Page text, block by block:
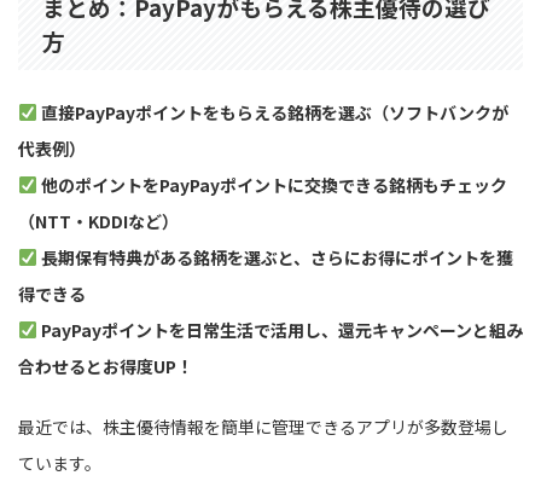
まとめ：PayPayがもらえる株主優待の選び
方
直接PayPayポイントをもらえる銘柄を選ぶ（ソフトバンクが
代表例）
他のポイントをPayPayポイントに交換できる銘柄もチェック
（NTT・KDDIなど）
長期保有特典がある銘柄を選ぶと、さらにお得にポイントを獲
得できる
PayPayポイントを日常生活で活用し、還元キャンペーンと組み
合わせるとお得度UP！
最近では、株主優待情報を簡単に管理できるアプリが多数登場し
ています。